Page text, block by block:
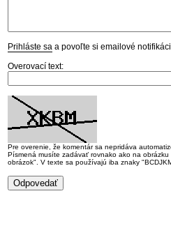
Prihláste sa a povoľte si emailové
Overovací text:
Pre overenie, že komentár sa nepridáva
Písmená musíte zadávať rovnako ako na
obrázok". V texte sa používajú iba znaky